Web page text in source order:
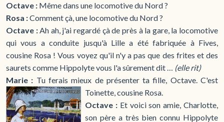
Octave : Même dans une locomotive du Nord ?
Rosa :Comment çà, une locomotive du Nord ?
Octave :Ah ah, j'ai regardé çà de près à la gare, la locomotive
qui vous a conduite jusqu'à Lille a été fabriquée à Fives,
cousine Rosa ! Vous voyez qu'il n'y a pas que des frites et des
saurets comme Hippolyte vous l'a sûrement dit … (elle rit)
Marie : Tu ferais mieux de présenter ta fille, Octave. C'est
Toinette, cousine Rosa.
Octave :Et voici son amie, Charlotte,
son père a très bien connu Hippolyte